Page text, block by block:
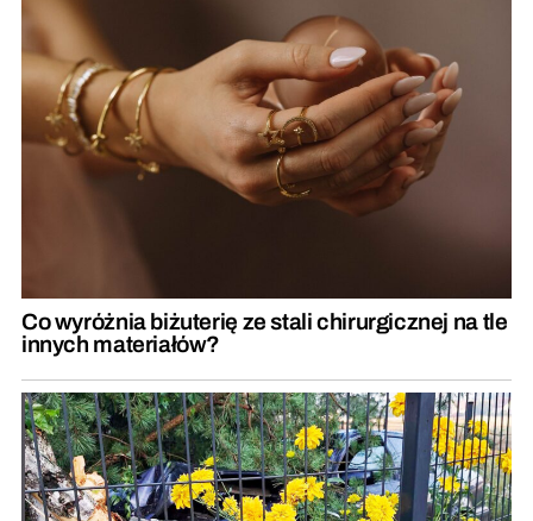
Co wyróżnia biżuterię ze stali chirurgicznej na tle
innych materiałów?